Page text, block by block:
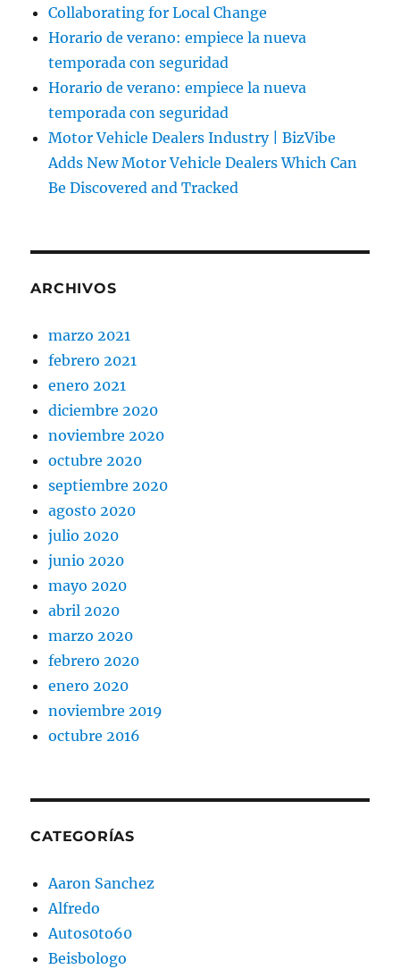
Collaborating for Local Change
Horario de verano: empiece la nueva
temporada con seguridad
Horario de verano: empiece la nueva
temporada con seguridad
Motor Vehicle Dealers Industry | BizVibe
Adds New Motor Vehicle Dealers Which Can
Be Discovered and Tracked
ARCHIVOS
marzo 2021
febrero 2021
enero 2021
diciembre 2020
noviembre 2020
octubre 2020
septiembre 2020
agosto 2020
julio 2020
junio 2020
mayo 2020
abril 2020
marzo 2020
febrero 2020
enero 2020
noviembre 2019
octubre 2016
CATEGORÍAS
Aaron Sanchez
Alfredo
Autos0to60
Beisbologo